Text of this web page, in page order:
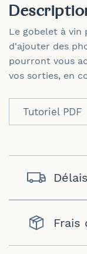
Frais
Le gobelet à vin
d'ajouter des
pourront vous
vos sorties, en
Tutoriel PDF